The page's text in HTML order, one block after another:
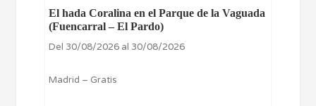
El hada Coralina en el Parque de la Vaguada
(Fuencarral – El Pardo)
Del 30/08/2026 al 30/08/2026
Madrid – Gratis